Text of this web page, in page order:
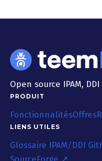
Open source IPAM, DDI
PRODUIT
FonctionnalitésOffres
LIENS UTILES
Glossaire IPAM/DDI